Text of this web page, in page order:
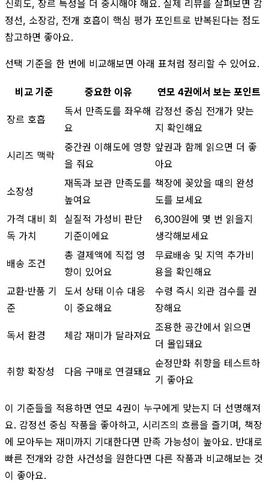
신뢰도, 장르 특성을 더 중시해야 해요. 실제 리뷰를 살펴보면 감
정선, 소장감, 전개 호흡이 핵심 평가 포인트로 반복된다는 점도
참고하면 좋아요.
선택 기준을 한 번에 비교해보면 아래 표처럼 정리할 수 있어요.
비교 기준 중요한 이유 연모 4권에서 보는 포인트
장르 호흡
독서 만족도를 좌우해
요
감정선 중심 전개가 맞는
지 확인해요
시리즈 맥락
중간권 이해도에 영향
을 줘요
앞권과 함께 읽으면 더 좋
아요
소장성
재독과 보관 만족도를
높여요
책장에 꽂았을 때의 완성
도를 보세요
가격 대비 회
독 가치
실질적 가성비 판단
기준이에요
6,300원에 몇 번 읽을지
생각해보세요
배송 조건
총 결제액에 직접 영
향이 있어요
무료배송 및 지역 추가비
용을 확인해요
교환·반품 기
준
도서 상태 이슈 대응
이 중요해요
수령 즉시 외관 검수를 권
장해요
독서 환경 체감 재미가 달라져요
조용한 공간에서 읽으면
더 몰입돼요
취향 확장성 다음 구매로 연결돼요
순정만화 취향을 테스트하
기 좋아요
이 기준들을 적용하면 연모 4권이 누구에게 맞는지 더 선명해져
요. 감정선 중심 작품을 좋아하고, 시리즈의 흐름을 즐기며, 책장
에 모아두는 재미까지 기대한다면 만족 가능성이 높아요. 반대로
빠른 전개와 강한 사건성을 원한다면 다른 작품과 비교해보는 것
이 좋아요.